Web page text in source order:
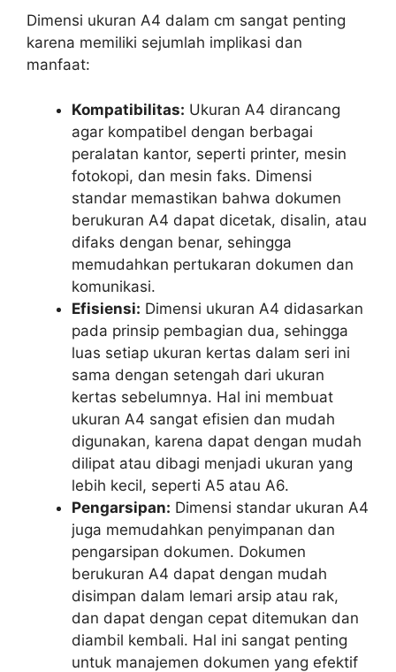
Dimensi ukuran A4 dalam cm sangat penting
karena memiliki sejumlah implikasi dan
manfaat:
Kompatibilitas: Ukuran A4 dirancang
agar kompatibel dengan berbagai
peralatan kantor, seperti printer, mesin
fotokopi, dan mesin faks. Dimensi
standar memastikan bahwa dokumen
berukuran A4 dapat dicetak, disalin, atau
difaks dengan benar, sehingga
memudahkan pertukaran dokumen dan
komunikasi.
Efisiensi: Dimensi ukuran A4 didasarkan
pada prinsip pembagian dua, sehingga
luas setiap ukuran kertas dalam seri ini
sama dengan setengah dari ukuran
kertas sebelumnya. Hal ini membuat
ukuran A4 sangat efisien dan mudah
digunakan, karena dapat dengan mudah
dilipat atau dibagi menjadi ukuran yang
lebih kecil, seperti A5 atau A6.
Pengarsipan: Dimensi standar ukuran A4
juga memudahkan penyimpanan dan
pengarsipan dokumen. Dokumen
berukuran A4 dapat dengan mudah
disimpan dalam lemari arsip atau rak,
dan dapat dengan cepat ditemukan dan
diambil kembali. Hal ini sangat penting
untuk manajemen dokumen yang efektif